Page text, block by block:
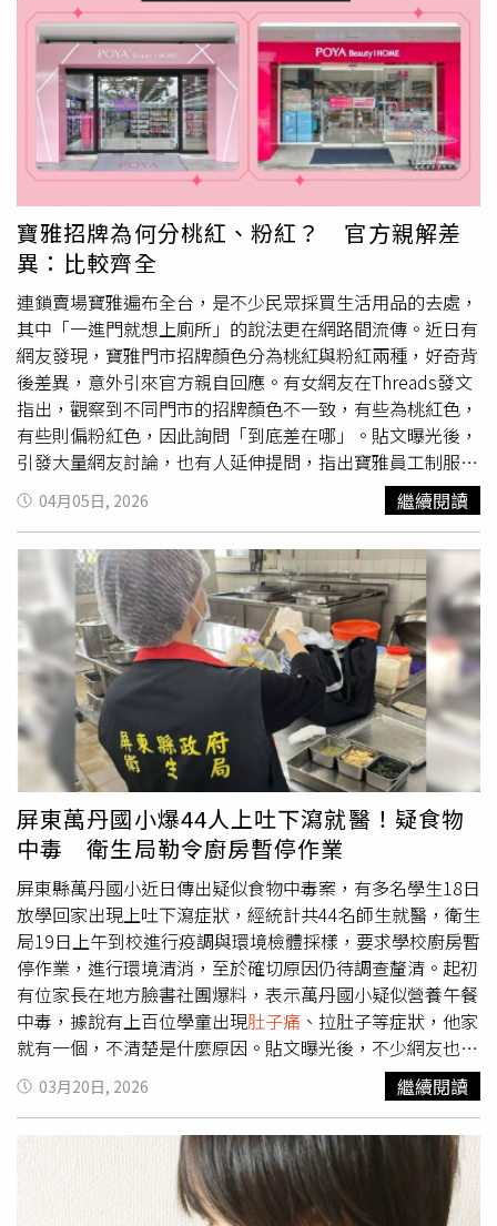
有舒暢現象，孕婦及兒童不建議飲用。貼文曝光後，不少鄉
民紛紛在底下留言，「我上次也是拉到懷疑人生」、「這個
我試過，喝完隔天沒預約大腸鏡真的太可惜了」、「做健檢
時討厭喝那個藥水這個可以代替，目前為止我朋友用過都說
整晚在廁所」、「笑死這個貼紙越做越大張」、「大概半杯
就能上路了，往廁所的路」、「我只喝一次就怕，我稱屁眼
水箭龜」、「上國道前千萬不要喝，不要問我為什麼」。也
有人提到，「不，是天然的膳食纖維而且是超高含量，跑廁
所是你的宿便太多了！多喝就正常排便了！而且上過新聞也
有符合衛生局檢驗哦」、「玫瑰茶真的超厲害，沒事不要
喝」、「玫瑰本來就有這個功效，只是效果因人而異」、
「腸胃不好的不建議，我喝了第一次肚子痛了一整天，我聽
我的腸胃蠕動了一天感覺要拉肚子一直跑廁所結果什麼都沒
有，白痛了」、「嚴重便秘患者，喝了沒用」。營養師陳韋
含也留言說明，玫瑰花含有大量單寧酸，會刺激腸胃黏膜，
加速腸道蠕動，對於腸道敏感者可能引發腹瀉，如果拉得很
嚴重，通常是本身腸道較敏感，因腸胃受到刺激造成的，建
議腸胃敏感者不要太常喝，平常可以多攝取膳食纖維、足夠
水分、足量蛋白質、適量運動，有助於改善便秘。另外，
「十二韻」業者也曾在臉書粉專發文指出，玫瑰茶是「天然
草本茶」，使用100%原片玫瑰，為零咖啡因，不是西藥也
不是瀉藥，會因個人體質及囤積狀況有所不同，並非每個人
只喝1次就會排空。
寶雅招牌為何分桃紅、粉紅？ 官方親解差
異：比較齊全
連鎖賣場寶雅遍布全台，是不少民眾採買生活用品的去處，
其中「一進門就想上廁所」的說法更在網路間流傳。近日有
網友發現，寶雅門市招牌顏色分為桃紅與粉紅兩種，好奇背
後差異，意外引來官方親自回應。有女網友在Threads發文
指出，觀察到不同門市的招牌顏色不一致，有些為桃紅色，
有些則偏粉紅色，因此詢問「到底差在哪」。貼文曝光後，
引發大量網友討論，也有人延伸提問，指出寶雅員工制服亦
分深藍與桃紅色，是否也有區別。網友們紛紛表示，「原始
的桃紅色寶雅，進去比較容易
，美妝淡粉紅色寶雅，
超亮白光眼睛很痛」、「淡粉色的POYA Beauty主要賣美妝
唷～ 裡面還有很多一般藥妝店買不到的隱眼品牌」、「除
了美妝比較多，還有洗護產品也比較多，前幾天去逛有嚇
到，真的比一般的還更多選擇」、「化妝品品項多請選粉
色，要買生活用品選桃紅」。寶雅官方曾說明為何招牌顏色
不同。（圖／翻攝IG／＠poyabeauty）對此，寶雅官方帳
號曾說明，桃紅色招牌門市屬於一般生活用品店，商品涵蓋
日常用品、雜貨與零食等，品項較為多元；粉紅色招牌則為
美妝概念店，主打保養品與化妝品，品牌種類相對更豐富。
此外，若招牌上多出「HOME」字樣，代表該門市亦販售家
居用品；若為粉紅色且標示「HOME」，則為結合美妝與家
居的複合型門市。至於制服顏色差異，官方則表示並無特別
意義，僅提供不同款式供員工自由選擇。 在 Instagram 查
看這則貼文 從 Instagram 分享的貼文
04月05日, 2026 繼續閱讀
屏東萬丹國小爆44人上吐下瀉就醫！疑食物
中毒 衛生局勒令廚房暫停作業
屏東縣萬丹國小近日傳出疑似食物中毒案，有多名學生18日
放學回家出現上吐下瀉症狀，經統計共44名師生就醫，衛生
局19日上午到校進行疫調與環境檢體採樣，要求學校廚房暫
停作業，進行環境清消，至於確切原因仍待調查釐清。起初
有位家長在地方臉書社團爆料，表示萬丹國小疑似營養午餐
中毒，據說有上百位學童出現肚子痛 、拉肚子等症狀，他家
就有一個，不清楚是什麼原因。貼文曝光後，不少網友也紛
紛在底下留言「我家也中，半夜也是吐」、「我們家今天早
上嘔吐」、「我孫女半夜長庚掛急診，吐到不行」、「班上
只有9位上學，就連老師也未到校」。對此，屏東縣衛生局
19日回應，在接獲通報後，立即啟動疑似食品中毒調查，派
員前往辦理行政調查，進行疫調與環境檢體採樣，並依據
《食品安全衛生管理法》第41條規定，命學校廚房暫停作
03月20日, 2026 繼續閱讀